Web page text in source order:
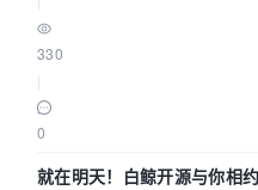
330
0
就在明天！白鲸开源与你